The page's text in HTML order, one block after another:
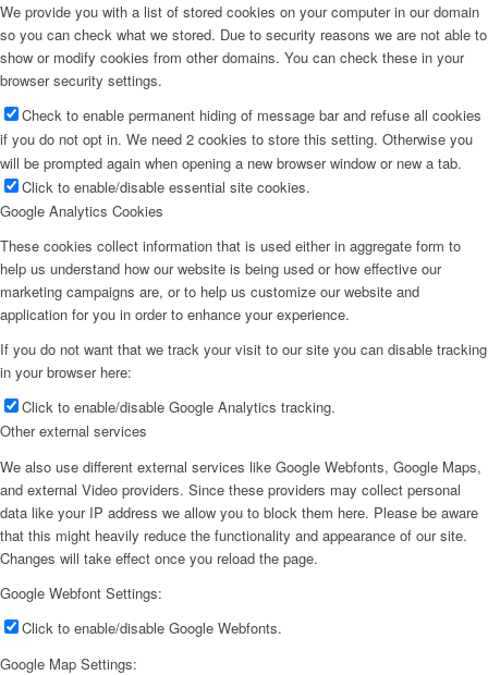
We provide you with a list of stored cookies on your computer in our domain
so you can check what we stored. Due to security reasons we are not able to
show or modify cookies from other domains. You can check these in your
browser security settings.
Check to enable permanent hiding of message bar and refuse all cookies
if you do not opt in. We need 2 cookies to store this setting. Otherwise you
will be prompted again when opening a new browser window or new a tab.
Click to enable/disable essential site cookies.
Google Analytics Cookies
These cookies collect information that is used either in aggregate form to
help us understand how our website is being used or how effective our
marketing campaigns are, or to help us customize our website and
application for you in order to enhance your experience.
If you do not want that we track your visit to our site you can disable tracking
in your browser here:
Click to enable/disable Google Analytics tracking.
Other external services
We also use different external services like Google Webfonts, Google Maps,
and external Video providers. Since these providers may collect personal
data like your IP address we allow you to block them here. Please be aware
that this might heavily reduce the functionality and appearance of our site.
Changes will take effect once you reload the page.
Google Webfont Settings:
Click to enable/disable Google Webfonts.
Google Map Settings: